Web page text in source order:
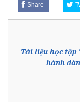
Share
Tài liệu học tập
hành